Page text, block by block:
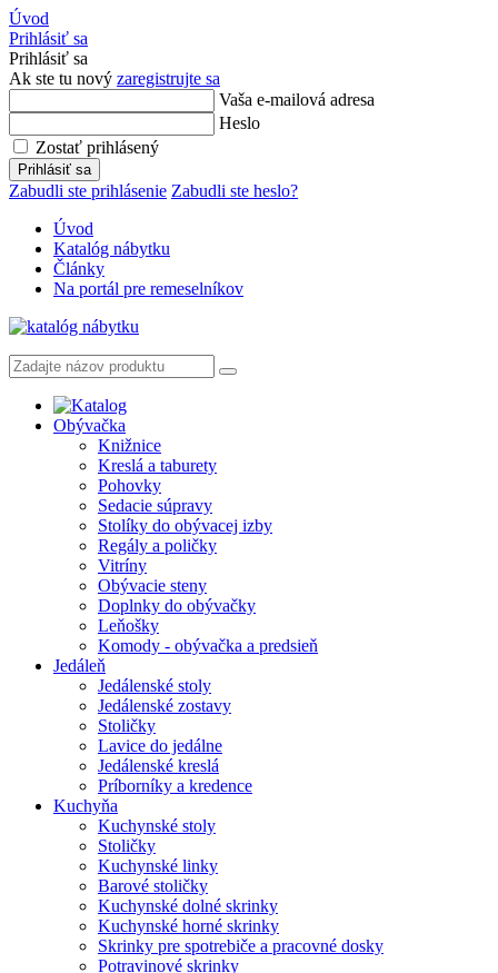
Úvod
Prihlásiť sa
Prihlásiť sa
Ak ste tu nový zaregistrujte sa
Vaša e-mailová adresa
Heslo
Zostať prihlásený
Prihlásiť sa
Zabudli ste prihlásenie Zabudli ste heslo?
Úvod
Katalóg nábytku
Články
Na portál pre remeselníkov
Obývačka
Knižnice
Kreslá a taburety
Pohovky
Sedacie súpravy
Stolíky do obývacej izby
Regály a poličky
Vitríny
Obývacie steny
Doplnky do obývačky
Leňošky
Komody - obývačka a predsieň
Jedáleň
Jedálenské stoly
Jedálenské zostavy
Stoličky
Lavice do jedálne
Jedálenské kreslá
Príborníky a kredence
Kuchyňa
Kuchynské stoly
Stoličky
Kuchynské linky
Barové stoličky
Kuchynské dolné skrinky
Kuchynské horné skrinky
Skrinky pre spotrebiče a pracovné dosky
Potravinové skrinky